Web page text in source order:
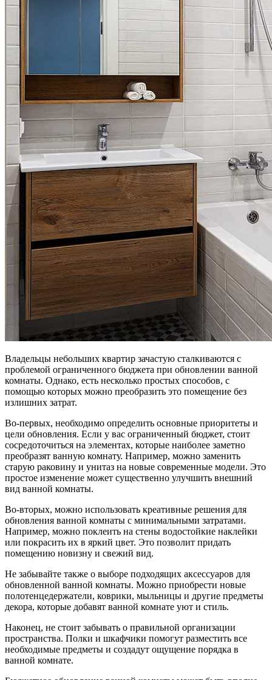
Владельцы небольших квартир зачастую сталкиваются с
проблемой ограниченного бюджета при обновлении ванной
комнаты. Однако, есть несколько простых способов, с
помощью которых можно преобразить это помещение без
излишних затрат.
Во-первых, необходимо определить основные приоритеты и
цели обновления. Если у вас ограниченный бюджет, стоит
сосредоточиться на элементах, которые наиболее заметно
преобразят ванную комнату. Например, можно заменить
старую раковину и унитаз на новые современные модели. Это
простое изменение может существенно улучшить внешний
вид ванной комнаты.
Во-вторых, можно использовать креативные решения для
обновления ванной комнаты с минимальными затратами.
Например, можно поклеить на стены водостойкие наклейки
или покрасить их в яркий цвет. Это позволит придать
помещению новизну и свежий вид.
Не забывайте также о выборе подходящих аксессуаров для
обновленной ванной комнаты. Можно приобрести новые
полотенцедержатели, коврики, мыльницы и другие предметы
декора, которые добавят ванной комнате уют и стиль.
Наконец, не стоит забывать о правильной организации
пространства. Полки и шкафчики помогут разместить все
необходимые предметы и создадут ощущение порядка в
ванной комнате.